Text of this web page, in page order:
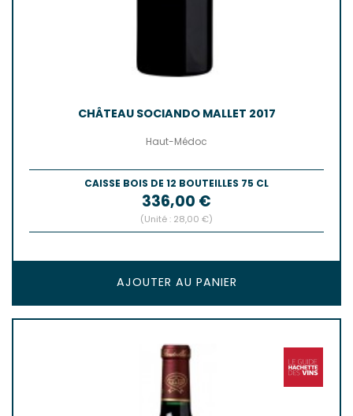
CHÂTEAU SOCIANDO MALLET 2017
Haut-Médoc
CAISSE BOIS DE 12 BOUTEILLES 75 CL
Prix
336,00 €
(Unité : 28,00 €)
AJOUTER AU PANIER